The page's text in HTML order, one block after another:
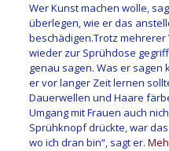
Wer Kunst machen wolle,
überlegen, wie er das
beschädigen.Trotz
wieder zur Sprühdose
genau sagen. Was er sagen
er vor langer Zeit lernen
Dauerwellen und Haare
Umgang mit Frauen auch
Sprühknopf drückte, war
wo ich dran bin“, sagt er.